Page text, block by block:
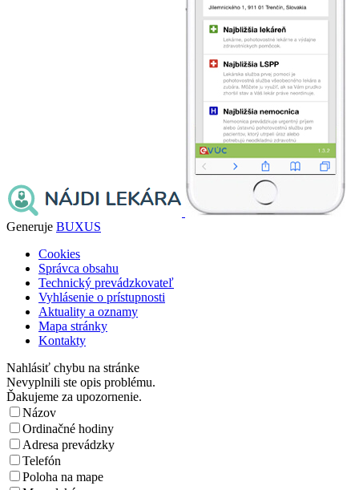
Generuje BUXUS
Cookies
Správca obsahu
Technický prevádzkovateľ
Vyhlásenie o prístupnosti
Aktuality a oznamy
Mapa stránky
Kontakty
Nahlásiť chybu na stránke
Nevyplnili ste opis problému.
Ďakujeme za upozornenie.
Názov
Ordinačné hodiny
Adresa prevádzky
Telefón
Poloha na mape